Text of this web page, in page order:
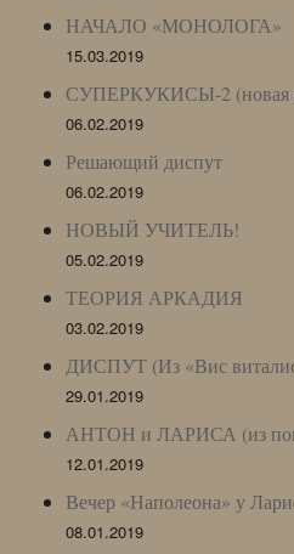
НАЧАЛО «МОНОЛОГА»
15.03.2019
СУПЕРКУКИСЫ-2 (новая
06.02.2019
Решающий диспут
06.02.2019
НОВЫЙ УЧИТЕЛЬ!
05.02.2019
ТЕОРИЯ АРКАДИЯ
03.02.2019
ДИСПУТ (Из «Вис
29.01.2019
АНТОН и ЛАРИСА (из
12.01.2019
Вечер «Наполеона» у
08.01.2019